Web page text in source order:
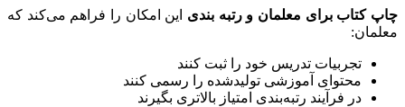
چاپ کتاب برای معلمان و رتبه بندی این امکان را فراهم می‌کند که
معلمان:
تجربیات تدریس خود را ثبت کنند
محتوای آموزشی تولیدشده را رسمی کنند
در فرآیند رتبه‌بندی امتیاز بالاتری بگیرند